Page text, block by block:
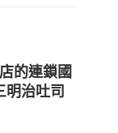
的連鎖國
明治吐司